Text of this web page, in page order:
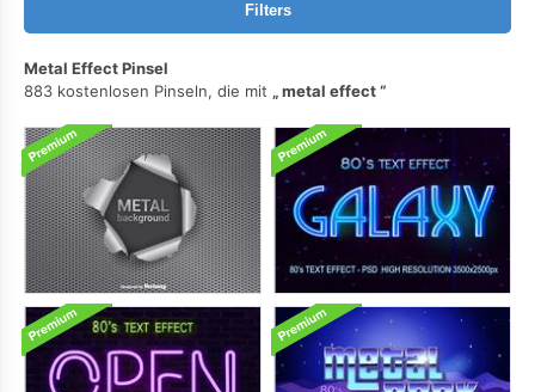
Filters
Metal Effect Pinsel
883 kostenlosen Pinseln, die mit
metal effect